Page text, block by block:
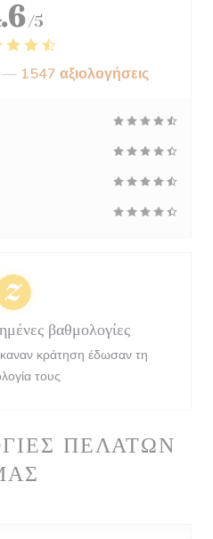
ΠΕΛΑΤΏΝ
/5
— 1547 αξιολογήσεις
βαθμολογίες
κράτηση έδωσαν τη
τους